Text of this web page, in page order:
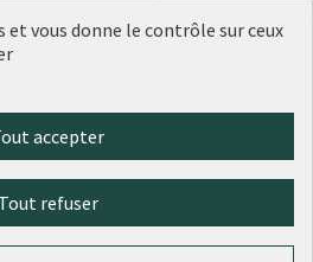
Licence
(Lien
et vous donne le contrôle sur ceux
accepter
Tout refuser